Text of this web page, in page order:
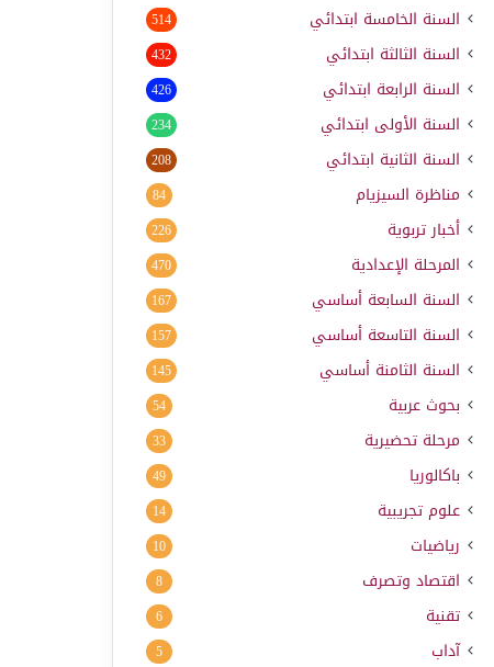
السنة الخامسة ابتدائي 514
السنة الثالثة ابتدائي 432
السنة الرابعة ابتدائي 426
السنة الأولى ابتدائي 234
السنة الثانية ابتدائي 208
مناظرة السيزيام 84
أخبار تربوية 226
المرحلة الإعدادية 470
السنة السابعة أساسي 167
السنة التاسعة أساسي 157
السنة الثامنة أساسي 145
بحوث عربية 54
مرحلة تحضيرية 33
باكالوريا 49
علوم تجريبية 14
رياضيات 10
اقتصاد وتصرف 8
تقنية 6
آداب 5